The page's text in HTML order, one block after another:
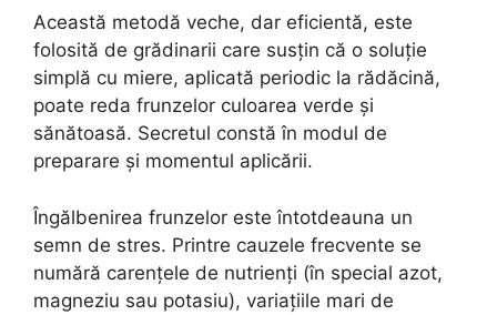
Această metodă veche, dar eficientă, este
folosită de grădinarii care susțin că o soluție
simplă cu miere, aplicată periodic la rădăcină,
poate reda frunzelor culoarea verde și
sănătoasă. Secretul constă în modul de
preparare și momentul aplicării.
Îngălbenirea frunzelor este întotdeauna un
semn de stres. Printre cauzele frecvente se
numără carențele de nutrienți (în special azot,
magneziu sau potasiu), variațiile mari de